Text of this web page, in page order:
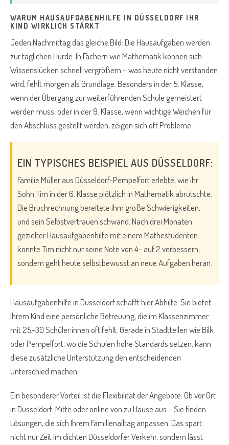
WARUM HAUSAUFGABENHILFE IN DÜSSELDORF IHR
KIND WIRKLICH STÄRKT
Jeden Nachmittag das gleiche Bild: Die Hausaufgaben werden
zur täglichen Hürde. In Fächern wie Mathematik können sich
Wissenslücken schnell vergrößern – was heute nicht verstanden
wird, fehlt morgen als Grundlage. Besonders in der 5. Klasse,
wenn der Übergang zur weiterführenden Schule gemeistert
werden muss, oder in der 9. Klasse, wenn wichtige Weichen für
den Abschluss gestellt werden, zeigen sich oft Probleme.
EIN TYPISCHES BEISPIEL AUS DÜSSELDORF:
Familie Müller aus Düsseldorf-Pempelfort erlebte, wie ihr
Sohn Tim in der 6. Klasse plötzlich in Mathematik abrutschte.
Die Bruchrechnung bereitete ihm große Schwierigkeiten,
und sein Selbstvertrauen schwand. Nach drei Monaten
gezielter Hausaufgabenhilfe mit einem Mathestudenten
konnte Tim nicht nur seine Note von 4- auf 2 verbessern,
sondern geht heute selbstbewusst an neue Aufgaben heran.
Hausaufgabenhilfe in Düsseldorf schafft hier Abhilfe: Sie bietet
Ihrem Kind eine persönliche Betreuung, die im Klassenzimmer
mit 25-30 Schüler:innen oft fehlt. Gerade in Stadtteilen wie Bilk
oder Pempelfort, wo die Schulen hohe Standards setzen, kann
diese zusätzliche Unterstützung den entscheidenden
Unterschied machen.
Ein besonderer Vorteil ist die Flexibilität der Angebote: Ob vor Ort
in Düsseldorf-Mitte oder online von zu Hause aus – Sie finden
Lösungen, die sich Ihrem Familienalltag anpassen. Das spart
nicht nur Zeit im dichten Düsseldorfer Verkehr, sondern lässt